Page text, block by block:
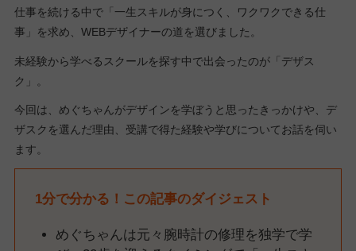
仕事を続ける中で「一生スキルが身につく、ワクワクできる仕
事」を求め、WEBデザイナーの道を選びました。
未経験から学べるスクールを探す中で出会ったのが「デザス
ク」。
今回は、めぐちゃんがデザインを学ぼうと思ったきっかけや、デ
ザスクを選んだ理由、受講で得た経験や学びについてお話を伺い
ます。
1分で分かる！この記事のダイジェスト
めぐちゃんは元々腕時計の修理を独学で学